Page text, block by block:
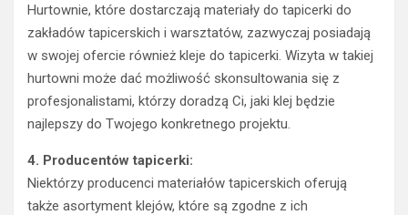
Hurtownie, które dostarczają materiały do tapicerki do
zakładów tapicerskich i warsztatów, zazwyczaj posiadają
w swojej ofercie również kleje do tapicerki. Wizyta w takiej
hurtowni może dać możliwość skonsultowania się z
profesjonalistami, którzy doradzą Ci, jaki klej będzie
najlepszy do Twojego konkretnego projektu.
4. Producentów tapicerki:
Niektórzy producenci materiałów tapicerskich oferują
także asortyment klejów, które są zgodne z ich